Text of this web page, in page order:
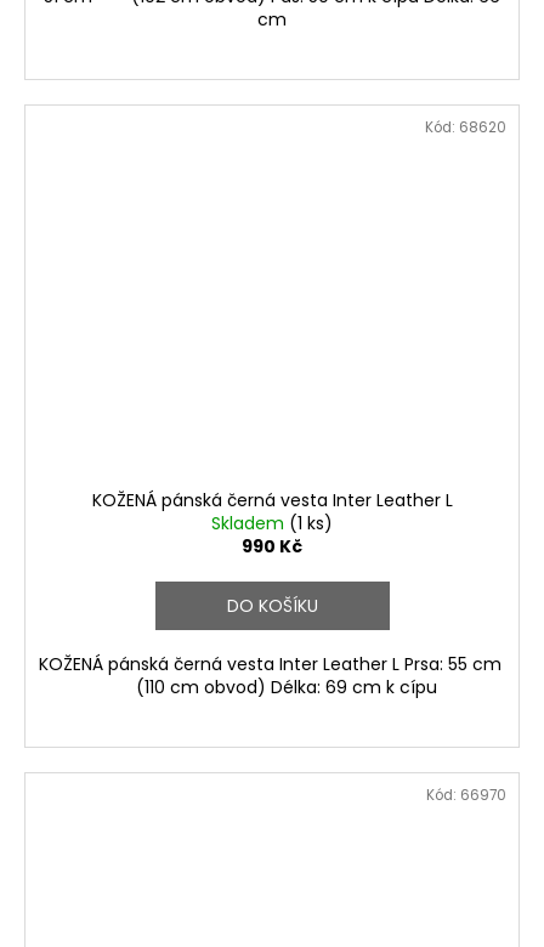
cm
KOŽENÁ pánská černá vesta Inter Leather L
Skladem (1 ks)
990 Kč
DO KOŠÍKU
KOŽENÁ pánská černá vesta Inter Leather L Prsa: 55 cm
(110 cm obvod) Délka: 69 cm k cípu
Kód: 68620
Kód: 66970